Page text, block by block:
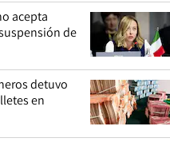
acepta
de
detuvo
en